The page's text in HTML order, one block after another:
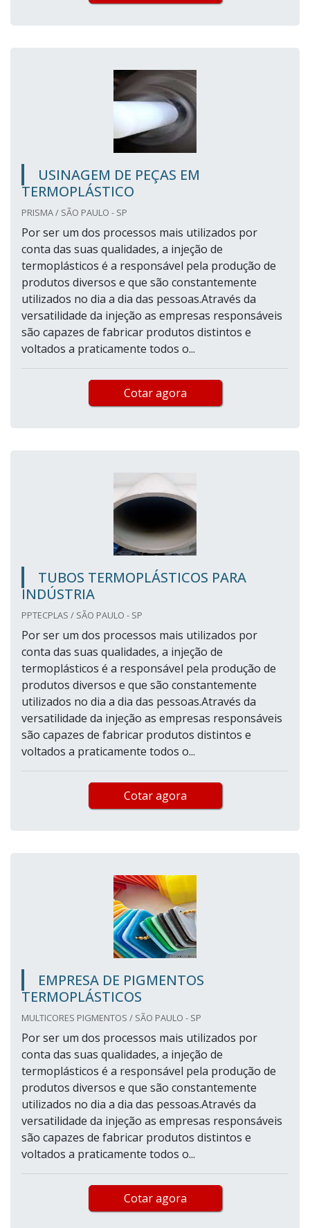
USINAGEM DE PEÇAS EM
TERMOPLÁSTICO
PRISMA / SÃO PAULO - SP
Por ser um dos processos mais utilizados por
conta das suas qualidades, a injeção de
termoplásticos é a responsável pela produção de
produtos diversos e que são constantemente
utilizados no dia a dia das pessoas.Através da
versatilidade da injeção as empresas responsáveis
são capazes de fabricar produtos distintos e
voltados a praticamente todos o...
Cotar agora
TUBOS TERMOPLÁSTICOS PARA
INDÚSTRIA
PPTECPLAS / SÃO PAULO - SP
Por ser um dos processos mais utilizados por
conta das suas qualidades, a injeção de
termoplásticos é a responsável pela produção de
produtos diversos e que são constantemente
utilizados no dia a dia das pessoas.Através da
versatilidade da injeção as empresas responsáveis
são capazes de fabricar produtos distintos e
voltados a praticamente todos o...
Cotar agora
EMPRESA DE PIGMENTOS
TERMOPLÁSTICOS
MULTICORES PIGMENTOS / SÃO PAULO - SP
Por ser um dos processos mais utilizados por
conta das suas qualidades, a injeção de
termoplásticos é a responsável pela produção de
produtos diversos e que são constantemente
utilizados no dia a dia das pessoas.Através da
versatilidade da injeção as empresas responsáveis
são capazes de fabricar produtos distintos e
voltados a praticamente todos o...
Cotar agora